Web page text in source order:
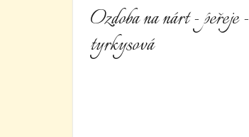
Ozdoba na nárt - peřeje -
tyrkysová